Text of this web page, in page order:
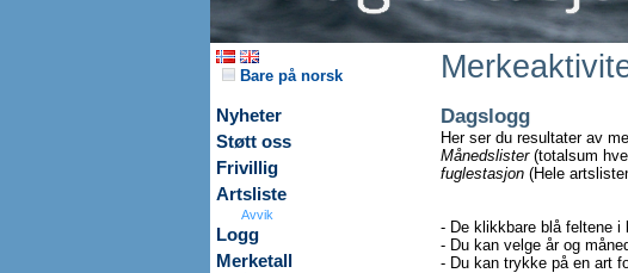
Bare på norsk
Nyheter
Støtt oss
Frivillig
Artsliste
Avvik
Logg
Merketall
Dagslogg
Her ser du resultater av
Månedslister(totalsum
fuglestasjon (Hele
- De klikkbare blå feltene i
- Du kan velge år og
- Du kan trykke på en art